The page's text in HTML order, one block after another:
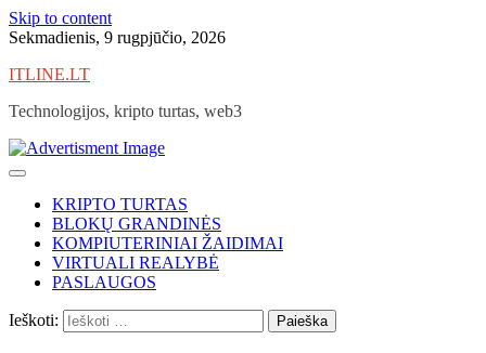
Skip to content
Sekmadienis, 9 rugpjūčio, 2026
ITLINE.LT
Technologijos, kripto turtas, web3
KRIPTO TURTAS
BLOKŲ GRANDINĖS
KOMPIUTERINIAI ŽAIDIMAI
VIRTUALI REALYBĖ
PASLAUGOS
Ieškoti: